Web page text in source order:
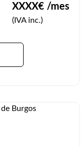
XXXX€ /mes
(IVA inc.)